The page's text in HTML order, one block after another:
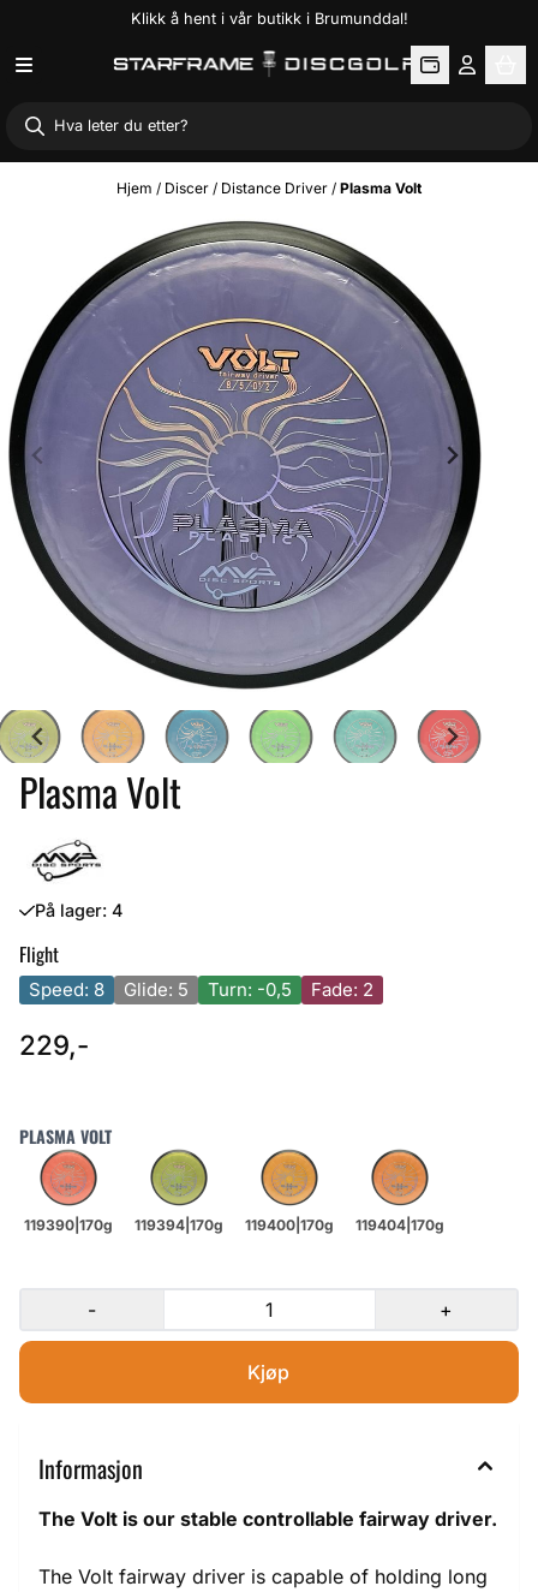
Hopp til innholdKlikk å hent i vår butikk i Brumunddal!
Hjem / Discer / Distance Driver / Plasma Volt
Plasma Volt
På lager: 4
Flight
Speed: 8 Glide: 5 Turn: -0,5 Fade: 2
229,-
PLASMA VOLT
- +
Informasjon
The Volt is our stable controllable fairway driver.
The Volt fairway driver is capable of holding long